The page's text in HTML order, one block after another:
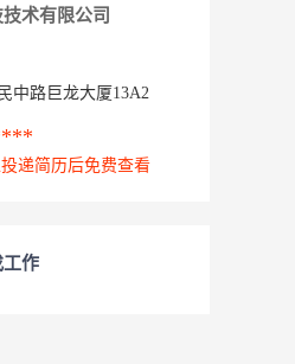
术有限公司
中路巨龙大厦13A2
递简历后免费查看
工作